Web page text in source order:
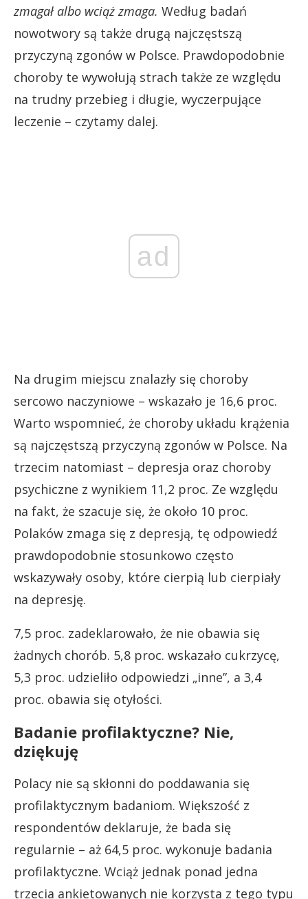
zmagał albo wciąż zmaga. Według badań
nowotwory są także drugą najczęstszą
przyczyną zgonów w Polsce. Prawdopodobnie
choroby te wywołują strach także ze względu
na trudny przebieg i długie, wyczerpujące
leczenie – czytamy dalej.
ad
Na drugim miejscu znalazły się choroby
sercowo naczyniowe – wskazało je 16,6 proc.
Warto wspomnieć, że choroby układu krążenia
są najczęstszą przyczyną zgonów w Polsce. Na
trzecim natomiast – depresja oraz choroby
psychiczne z wynikiem 11,2 proc. Ze względu
na fakt, że szacuje się, że około 10 proc.
Polaków zmaga się z depresją, tę odpowiedź
prawdopodobnie stosunkowo często
wskazywały osoby, które cierpią lub cierpiały
na depresję.
7,5 proc. zadeklarowało, że nie obawia się
żadnych chorób. 5,8 proc. wskazało cukrzycę,
5,3 proc. udzieliło odpowiedzi „inne”, a 3,4
proc. obawia się otyłości.
Badanie profilaktyczne? Nie,
dziękuję
Polacy nie są skłonni do poddawania się
profilaktycznym badaniom. Większość z
respondentów deklaruje, że bada się
regularnie – aż 64,5 proc. wykonuje badania
profilaktyczne. Wciąż jednak ponad jedna
trzecia ankietowanych nie korzysta z tego typu